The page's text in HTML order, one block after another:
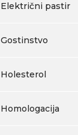
Električni pastir
Gostinstvo
Holesterol
Homologacija